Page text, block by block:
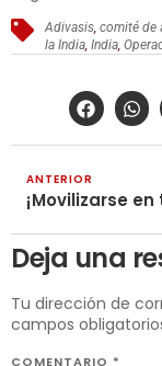
Adivasis,comité de
la India,India,
ANTERIOR
Deja una
Tu dirección de
campos
COMENTARIO *